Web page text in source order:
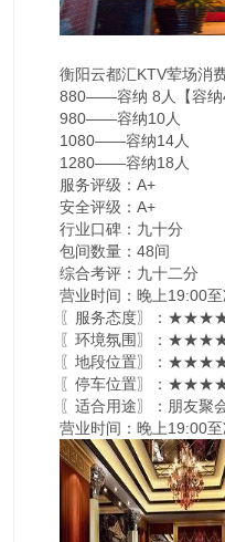
衡阳云都汇KTV荤场消
880——容纳 8人【容纳
980——容纳10人
1080——容纳14人
1280——容纳18人
服务评级：A+
安全评级：A+
行业口碑：九十分
包间数量：48间
综合考评：九十二分
营业时间：晚上19:00
〖服务态度〗：
〖环境氛围〗：
〖地段位置〗：
〖停车位置〗：
〖适合用途〗：朋友聚
营业时间：晚上19:00